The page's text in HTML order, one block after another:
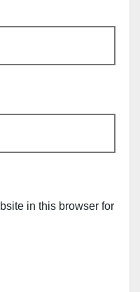
in this browser for